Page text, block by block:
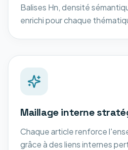
Balises Hn, densité
enrichi pour chaque
Maillage interne
Chaque article renforce
grâce à des liens internes